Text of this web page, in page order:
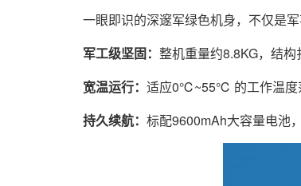
一眼即识的深邃军绿色机身，不仅是军
军工级坚固： 整机重量约8.8KG，结构
宽温运行： 适应0℃~55℃ 的工作温度
持久续航： 标配9600mAh大容量电池